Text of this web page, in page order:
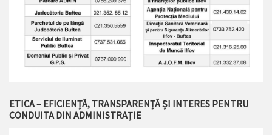
ETICA – EFICIENȚĂ, TRANSPARENȚĂ ȘI INTERES PENTRU
CONDUITA DIN ADMINISTRAȚIE